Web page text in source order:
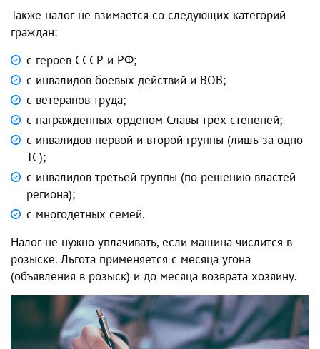
Также налог не взимается со следующих категорий
граждан:
с героев СССР и РФ;
с инвалидов боевых действий и ВОВ;
с ветеранов труда;
с награжденных орденом Славы трех степеней;
с инвалидов первой и второй группы (лишь за одно
ТС);
с инвалидов третьей группы (по решению властей
региона);
с многодетных семей.
Налог не нужно уплачивать, если машина числится в
розыске. Льгота применяется с месяца угона
(объявления в розыск) и до месяца возврата хозяину.